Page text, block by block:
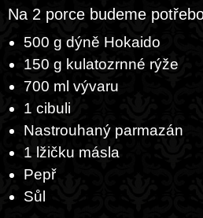
Na 2 porce budeme
500 g dýně Hokaido
150 g kulatozrnné rýže
700 ml vývaru
1 cibuli
Nastrouhaný parmazán
1 lžičku másla
Pepř
Sůl